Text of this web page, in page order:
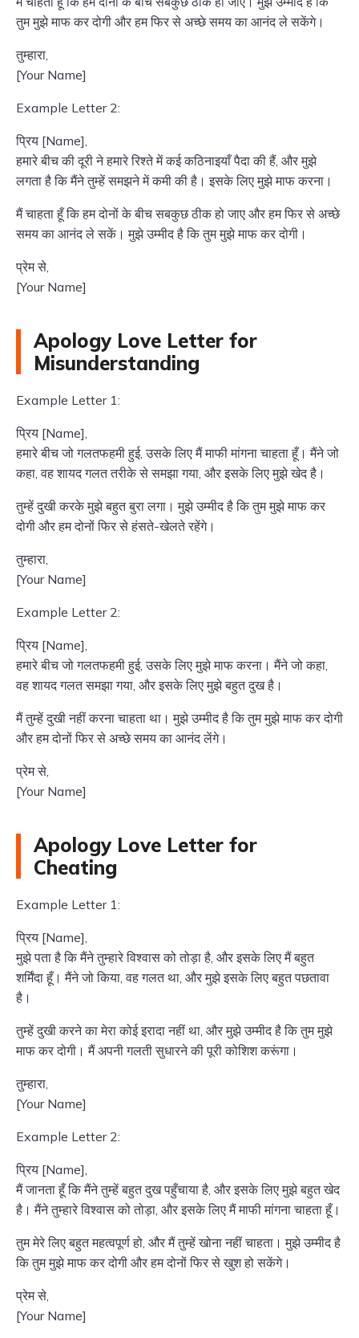
तुम मुझे माफ कर दोगी और हम फिर से अच्छे समय का आनंद ले सकेंगे।
तुम्हारा,
[Your Name]
Example Letter 2:
प्रिय [Name],
हमारे बीच की दूरी ने हमारे रिश्ते में कई कठिनाइयाँ पैदा की हैं, और मुझे
लगता है कि मैंने तुम्हें समझने में कमी की है। इसके लिए मुझे माफ करना।
मैं चाहता हूँ कि हम दोनों के बीच सबकुछ ठीक हो जाए और हम फिर से अच्छे
समय का आनंद ले सकें। मुझे उम्मीद है कि तुम मुझे माफ कर दोगी।
प्रेम से,
[Your Name]
Apology Love Letter for
Misunderstanding
Example Letter 1:
प्रिय [Name],
हमारे बीच जो गलतफहमी हुई, उसके लिए मैं माफी मांगना चाहता हूँ। मैंने जो
कहा, वह शायद गलत तरीके से समझा गया, और इसके लिए मुझे खेद है।
तुम्हें दुखी करके मुझे बहुत बुरा लगा। मुझे उम्मीद है कि तुम मुझे माफ कर
दोगी और हम दोनों फिर से हंसते-खेलते रहेंगे।
तुम्हारा,
[Your Name]
Example Letter 2:
प्रिय [Name],
हमारे बीच जो गलतफहमी हुई, उसके लिए मुझे माफ करना। मैंने जो कहा,
वह शायद गलत समझा गया, और इसके लिए मुझे बहुत दुख है।
मैं तुम्हें दुखी नहीं करना चाहता था। मुझे उम्मीद है कि तुम मुझे माफ कर दोगी
और हम दोनों फिर से अच्छे समय का आनंद लेंगे।
प्रेम से,
[Your Name]
Apology Love Letter for
Cheating
Example Letter 1:
प्रिय [Name],
मुझे पता है कि मैंने तुम्हारे विश्वास को तोड़ा है, और इसके लिए मैं बहुत
शर्मिंदा हूँ। मैंने जो किया, वह गलत था, और मुझे इसके लिए बहुत पछतावा
है।
तुम्हें दुखी करने का मेरा कोई इरादा नहीं था, और मुझे उम्मीद है कि तुम मुझे
माफ कर दोगी। मैं अपनी गलती सुधारने की पूरी कोशिश करूंगा।
तुम्हारा,
[Your Name]
Example Letter 2:
प्रिय [Name],
मैं जानता हूँ कि मैंने तुम्हें बहुत दुख पहुँचाया है, और इसके लिए मुझे बहुत खेद
है। मैंने तुम्हारे विश्वास को तोड़ा, और इसके लिए मैं माफी मांगना चाहता हूँ।
तुम मेरे लिए बहुत महत्वपूर्ण हो, और मैं तुम्हें खोना नहीं चाहता। मुझे उम्मीद है
कि तुम मुझे माफ कर दोगी और हम दोनों फिर से खुश हो सकेंगे।
प्रेम से,
[Your Name]